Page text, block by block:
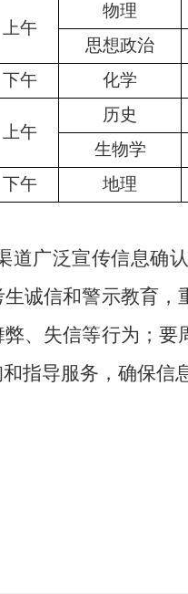
上午
物理
思想政治
下午
化学
上午
历史
生物学
下午
地理
道广泛宣传信息确认
生诚信和警示教育，
、失信等行为；
指导服务 ， 确保信